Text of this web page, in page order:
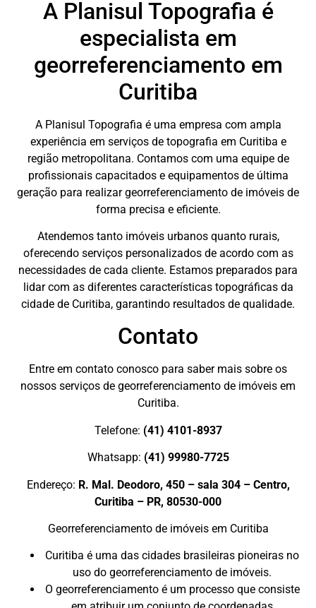
A Planisul Topografia é
especialista em
georreferenciamento em
Curitiba
A Planisul Topografia é uma empresa com ampla
experiência em serviços de topografia em Curitiba e
região metropolitana. Contamos com uma equipe de
profissionais capacitados e equipamentos de última
geração para realizar georreferenciamento de imóveis de
forma precisa e eficiente.
Atendemos tanto imóveis urbanos quanto rurais,
oferecendo serviços personalizados de acordo com as
necessidades de cada cliente. Estamos preparados para
lidar com as diferentes características topográficas da
cidade de Curitiba, garantindo resultados de qualidade.
Contato
Entre em contato conosco para saber mais sobre os
nossos serviços de georreferenciamento de imóveis em
Curitiba.
Telefone: (41) 4101-8937
Whatsapp: (41) 99980-7725
Endereço: R. Mal. Deodoro, 450 – sala 304 – Centro,
Curitiba – PR, 80530-000
Georreferenciamento de imóveis em Curitiba
Curitiba é uma das cidades brasileiras pioneiras no
uso do georreferenciamento de imóveis.
O georreferenciamento é um processo que consiste